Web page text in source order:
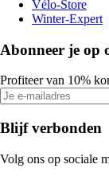
Vélo-Store
Winter-Expert
Abonneer je op
Profiteer van 10%
Blijf verbonden
Volg ons op sociale